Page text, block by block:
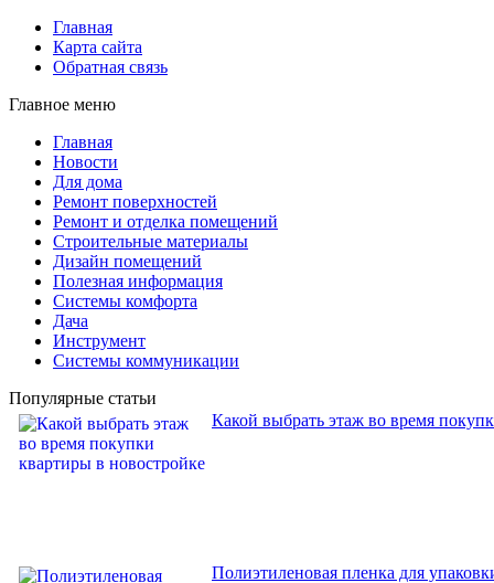
Главная
Карта сайта
Обратная связь
Главное меню
Главная
Новости
Для дома
Ремонт поверхностей
Ремонт и отделка помещений
Строительные материалы
Дизайн помещений
Полезная информация
Системы комфорта
Дача
Инструмент
Системы коммуникации
Популярные статьи
Какой выбрать этаж во время
Полиэтиленовая пленка для